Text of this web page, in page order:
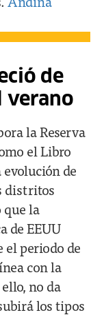
de
verano
la Reserva
el Libro
evolución de
distritos
que la
de EEUU
el periodo de
con la
no da
los tipos